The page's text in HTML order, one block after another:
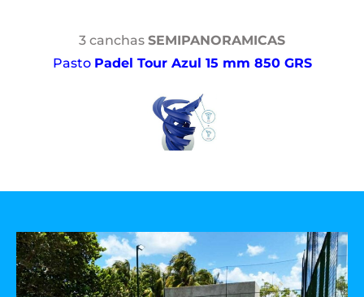
3 canchas SEMIPANORAMICAS
Pasto Padel Tour Azul 15 mm 850 GRS